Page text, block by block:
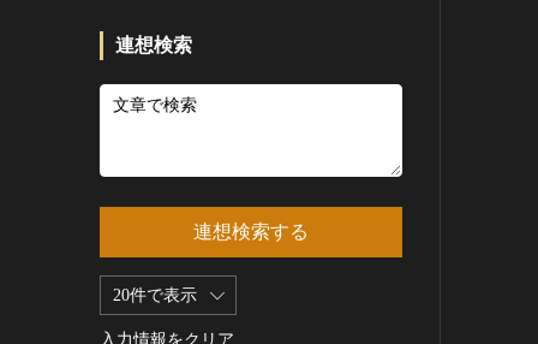
朝鮮 [朝鮮半島]
旧石器 [中国]
夏 [中国]
殷（商） [中国]
周 [中国]
春秋時代 [中国]
戦国時代 [中国]
石膏像
工芸品
染織
ガラス
その他
その他の美術
史跡
天然記念物
特別天然記念物
重要文化的景観
重要伝統的建造物群保存地区
選定保存技術
未指定
CC BY-NC-SA（表示—非営利—
CC BY-NC-ND（表示—非営利—
WORK（著作権あり-EU孤児著
IN COPYRIGHT -
EDUCATIONAL USE
PERMITTED（著作権あり-教育
連想検索
連想検索する
20件で表示
入力情報をクリア